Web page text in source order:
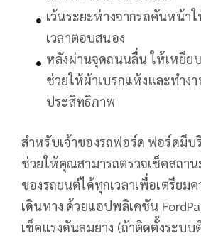
เว้นระยะห่างจากรถคันหน้า
เวลาตอบสนอง
หลังผ่านจุดถนนลื่น ให้เหยีย
ช่วยให้ผ้าเบรกแห้งและทำงา
ประสิทธิภาพ
สำหรับเจ้าของรถฟอร์ด ฟอร์ดมีบ
ช่วยให้คุณสามารถตรวจเช็คสถา
ของรถยนต์ได้ทุกเวลาเพื่อเตรียม
เดินทาง ด้วยแอปพลิเคชัน
เช็คแรงดันลมยาง (ถ้าติดตั้งระบ